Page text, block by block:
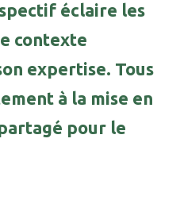
éclaire les
contexte
expertise. Tous
à la mise en
pour le